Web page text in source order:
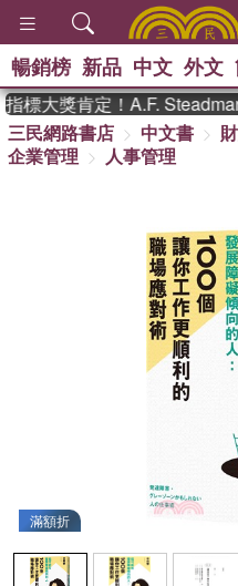
熱
、
群
暢銷榜 新品 中文 外文
大獎肯定！A.F. Steadman
三民網路書店
中文書
企業管理
人事管理
滿額折